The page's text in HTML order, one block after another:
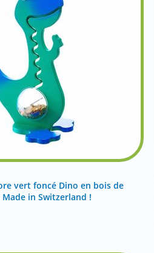
vert foncé Dino en bois de
in Switzerland !